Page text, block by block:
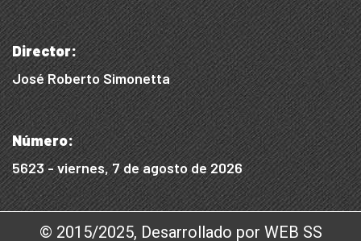
Director:
José Roberto Simonetta
Número:
5623 - viernes, 7 de agosto de 2026
© 2015/2025, Desarrollado por WEB SS